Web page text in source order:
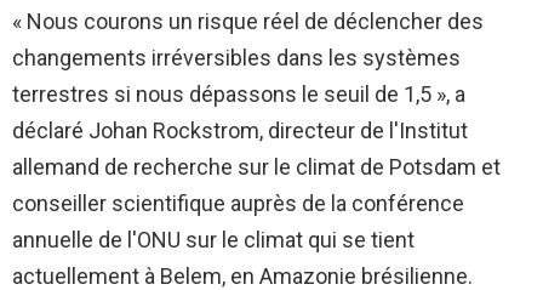
« Nous courons un risque réel de déclencher des
changements irréversibles dans les systèmes
terrestres si nous dépassons le seuil de 1,5 », a
déclaré Johan Rockstrom, directeur de l'Institut
allemand de recherche sur le climat de Potsdam et
conseiller scientifique auprès de la conférence
annuelle de l'ONU sur le climat qui se tient
actuellement à Belem, en Amazonie brésilienne.